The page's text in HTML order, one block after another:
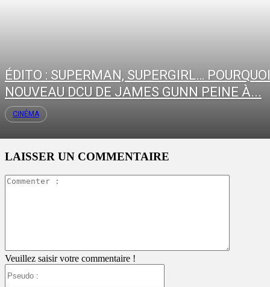
ÉDITO : SUPERMAN, SUPERGIRL…
NOUVEAU DCU DE JAMES GUNN PEINE À...
CINÉMA
LAISSER UN COMMENTAIRE
Veuillez saisir votre commentaire !